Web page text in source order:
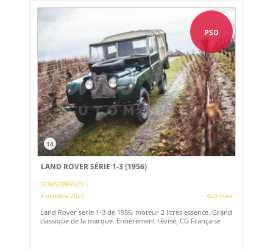
PSD
14
LAND ROVER SÉRIE 1-3 (1956)
REIMS (FRANCE )
4 octobre 2025
423 vues
Land Rover serie 1-3 de 1956. moteur 2 litres essence. Grand
classique de la marque. Entièrement révisé, CG Française